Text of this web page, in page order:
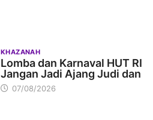
KHAZANAH
Lomba dan Karnaval HUT RI
Jangan Jadi Ajang Judi dan
07/08/2026